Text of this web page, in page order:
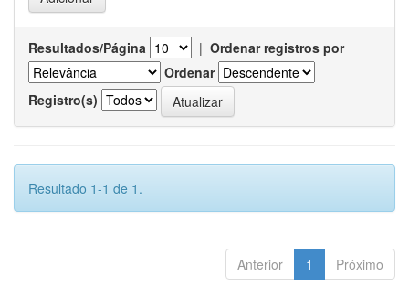
Resultados/Página | Ordenar registros por
Ordenar
Registro(s)
Resultado 1-1 de 1.
Anterior 1 Próximo